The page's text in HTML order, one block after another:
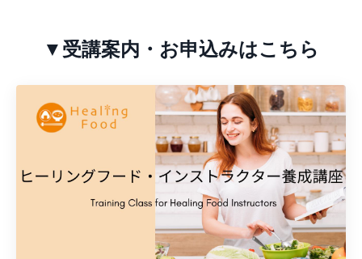
▼受講案内・お申込みはこちら